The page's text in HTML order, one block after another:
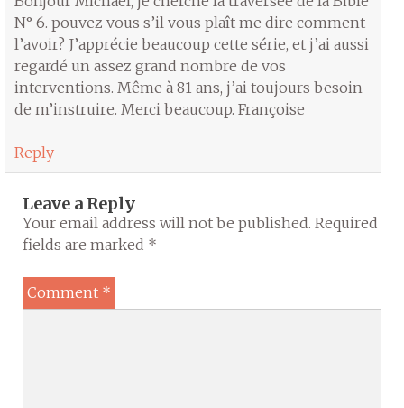
N° 6. pouvez vous s’il vous plaît me dire comment
l’avoir? J’apprécie beaucoup cette série, et j’ai aussi
regardé un assez grand nombre de vos
interventions. Même à 81 ans, j’ai toujours besoin
de m’instruire. Merci beaucoup. Françoise
Reply
Leave a Reply
Your email address will not be published. Required
fields are marked *
Comment *